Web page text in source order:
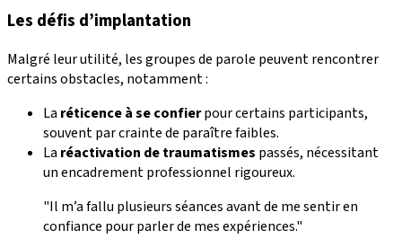
Les défis d’implantation
Malgré leur utilité, les groupes de parole peuvent rencontrer
certains obstacles, notamment :
La réticence à se confierpour certains participants,
souvent par crainte de paraître faibles.
La réactivation de traumatismes passés, nécessitant
un encadrement professionnel rigoureux.
"Il m’a fallu plusieurs séances avant de me sentir en
confiance pour parler de mes expériences."